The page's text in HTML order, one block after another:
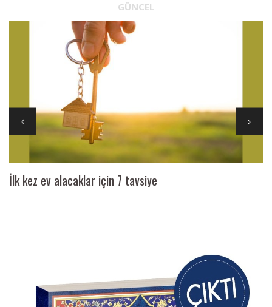
GÜNCEL
İlk kez ev alacaklar için 7 tavsiye